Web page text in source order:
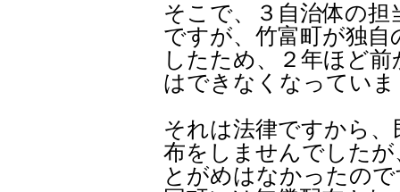
そこで、３自治体の
ですが、竹富町が独
したため、２年ほど
はできなくなってい
それは法律ですから
布をしませんでした
とがめはなかったの